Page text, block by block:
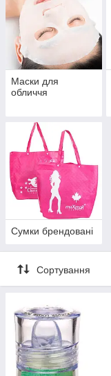
Маски для
обличчя
Сумки брендовані
Сортування